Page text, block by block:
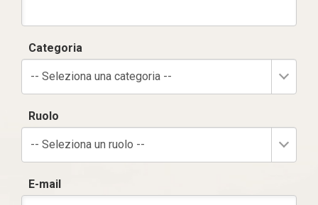
Categoria
-- Seleziona una categoria --
Ruolo
-- Seleziona un ruolo --
E-mail